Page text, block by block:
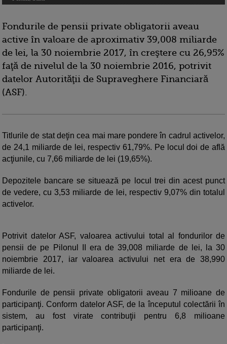
Fondurile de pensii private obligatorii aveau
active în valoare de aproximativ 39,008 miliarde
de lei, la 30 noiembrie 2017, în creştere cu 26,95%
faţă de nivelul de la 30 noiembrie 2016, potrivit
datelor Autorităţii de Supraveghere Financiară
(ASF).
Titlurile de stat deţin cea mai mare pondere în cadrul activelor,
de 24,1 miliarde de lei, respectiv 61,79%. Pe locul doi de află
acţiunile, cu 7,66 miliarde de lei (19,65%).
Depozitele bancare se situează pe locul trei din acest punct
de vedere, cu 3,53 miliarde de lei, respectiv 9,07% din totalul
activelor.
Potrivit datelor ASF, valoarea activului total al fondurilor de
pensii de pe Pilonul II era de 39,008 miliarde de lei, la 30
noiembrie 2017, iar valoarea activului net era de 38,990
miliarde de lei.
Fondurile de pensii private obligatorii aveau 7 milioane de
participanţi. Conform datelor ASF, de la începutul colectării în
sistem, au fost virate contribuţii pentru 6,8 milioane
participanţi.